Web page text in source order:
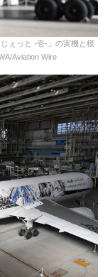
ぇっと -壱-」の実機と模
Aviation Wire